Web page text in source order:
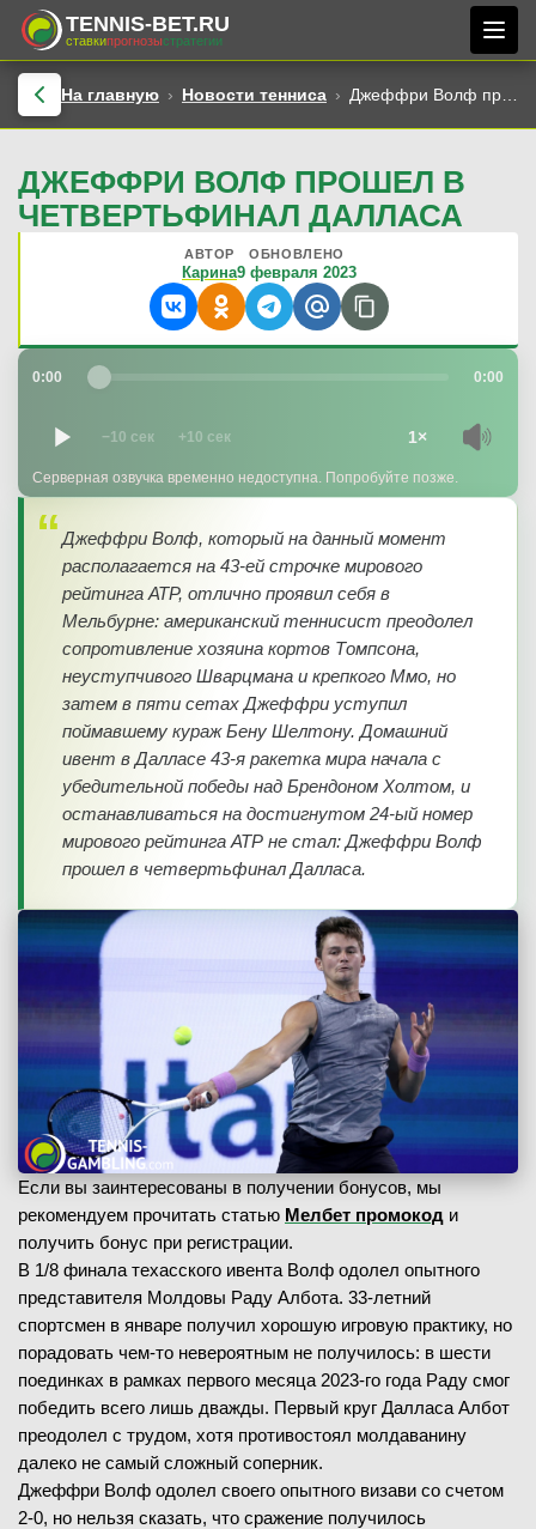
TENNIS-BET.RU
ставкипрогнозыстратегии
На главную Новости тенниса Джеффри Волф прошел в четвертьфинал Далласа
ДЖЕФФРИ ВОЛФ ПРОШЕЛ В
ЧЕТВЕРТЬФИНАЛ ДАЛЛАСА
АВТОР
Карина
ОБНОВЛЕНО
9 февраля 2023
0:00 0:00
−10 сек +10 сек 1×
Серверная озвучка временно недоступна. Попробуйте позже.
Джеффри Волф, который на данный момент
располагается на 43-ей строчке мирового
рейтинга АТР, отлично проявил себя в
Мельбурне: американский теннисист преодолел
сопротивление хозяина кортов Томпсона,
неуступчивого Шварцмана и крепкого Ммо, но
затем в пяти сетах Джеффри уступил
поймавшему кураж Бену Шелтону. Домашний
ивент в Далласе 43-я ракетка мира начала с
убедительной победы над Брендоном Холтом, и
останавливаться на достигнутом 24-ый номер
мирового рейтинга АТР не стал: Джеффри Волф
прошел в четвертьфинал Далласа.
Если вы заинтересованы в получении бонусов, мы
рекомендуем прочитать статью Мелбет промокод и
получить бонус при регистрации.
В 1/8 финала техасского ивента Волф одолел опытного
представителя Молдовы Раду Албота. 33-летний
спортсмен в январе получил хорошую игровую практику, но
порадовать чем-то невероятным не получилось: в шести
поединках в рамках первого месяца 2023-го года Раду смог
победить всего лишь дважды. Первый круг Далласа Албот
преодолел с трудом, хотя противостоял молдаванину
далеко не самый сложный соперник.
Джеффри Волф одолел своего опытного визави со счетом
2-0, но нельзя сказать, что сражение получилось